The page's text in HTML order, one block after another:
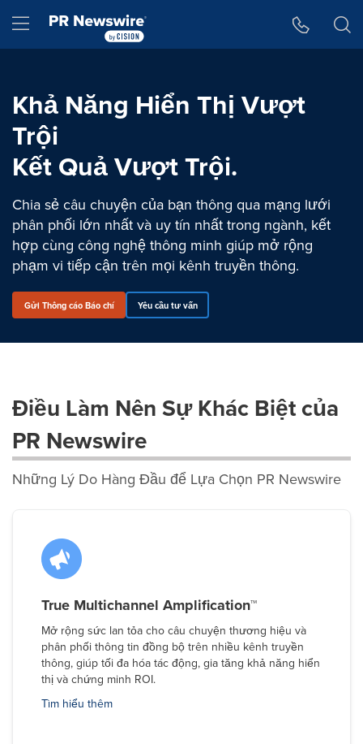
Hamburger menu
Khả Năng Hiển Thị Vượt
Trội
Kết Quả Vượt Trội.
Chia sẻ câu chuyện của bạn thông qua mạng lưới
phân phối lớn nhất và uy tín nhất trong ngành, kết
hợp cùng công nghệ thông minh giúp mở rộng
phạm vi tiếp cận trên mọi kênh truyền thông.
Gửi Thông cáo Báo chí Yêu cầu tư vấn
Điều Làm Nên Sự Khác Biệt của
PR Newswire
Những Lý Do Hàng Đầu để Lựa Chọn PR Newswire
True Multichannel Amplification™
Mở rộng sức lan tỏa cho câu chuyện thương hiệu và
phân phối thông tin đồng bộ trên nhiều kênh truyền
thông, giúp tối đa hóa tác động, gia tăng khả năng hiển
thị và chứng minh ROI.
Tìm hiểu thêm